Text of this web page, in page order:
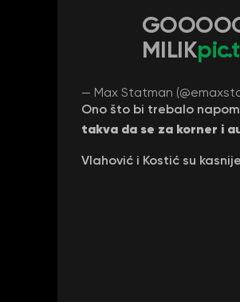
MILIK
— Max Statman
Ono što bi trebalo
takva da se za korner i
Vlahović i Kostić su